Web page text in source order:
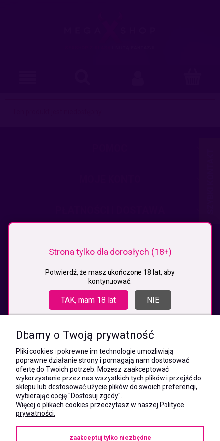
NIP:5532412527
REGON:241846517
ul. Świętej Jadwigi Śląskiej 13,
34-300 Sienna
(Mateusz)
kom.:
731 805 731
(Monika)
e-mail:
kontakt@megaxshop.pl
Podaj swój adres e-mail aby otrzymywać kupony rabatowe na zakupy
Strona tylko dla dorosłych (18+)
Potwierdź, że masz ukończone 18 lat, aby
kontynuować.
TAK, mam 18 lat NIE
Dbamy o Twoją prywatność
Pliki cookies i pokrewne im technologie umożliwiają
poprawne działanie strony i pomagają nam dostosować
ofertę do Twoich potrzeb. Możesz zaakceptować
wykorzystanie przez nas wszystkich tych plików i przejść do
sklepu lub dostosować użycie plików do swoich preferencji,
wybierając opcję "Dostosuj zgody".
Więcej o plikach cookies przeczytasz w naszej Polityce
prywatności.
zaakceptuj tylko niezbędne